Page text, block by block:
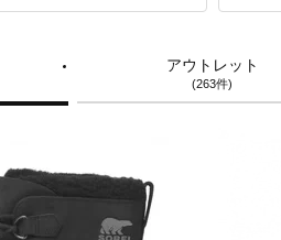
アウトレット
(263件)